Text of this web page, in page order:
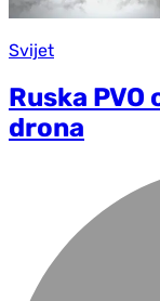
Svijet
Ruska
drona